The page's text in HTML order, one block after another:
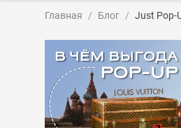
Главная Блог Just Pop-